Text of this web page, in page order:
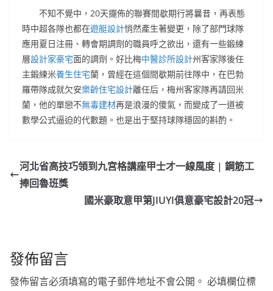
不知不覺中，20天擺佈的聯賽間歇期行將曩昔，再表態
時中超各隊也都在遊艇設計悄然產生著變更，除了部門球隊
應用夏日注冊、轉會期調劑的職員呼之欲出，還有一些鍛練
層設計家豪宅面的調劑。好比梅中醫診所設計州客家隊後任
主鍛練米養生住宅蘭，曾經在這個間歇期前往隊中，在巴勃
羅帶隊成就欠安樂齡住宅設計離任后，梅州客家隊再請回米
蘭，他的單戀不無毒建材再是浪漫的傻氣，而變成了一道被
數學公式逼迫的代數題。也是出于堅持球隊穩固的斟酌。
河北省高技巧領到九宮格講座甲士才一線風度 | 鋼筋工
捧回魯班獎
國米豪取意甲第JIUYI俱意豪宅設計20冠
發佈留言
發佈留言必須填寫的電子郵件地址不會公開。 必填欄位標